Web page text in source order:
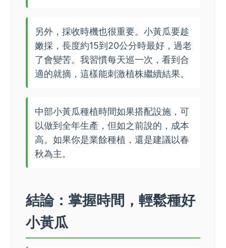
另外，採收時機也很重要。小黃瓜要趁
嫩採，長度約15到20公分時最好，過老
了會變苦。我習慣每天巡一次，看到合
適的就摘，這樣能刺激植株繼續結果。
中部小黃瓜種植時間如果搭配設施，可
以做到全年生產，但如之前說的，成本
高。如果你是業餘種植，還是建議以春
秋為主。
結論：掌握時間，輕鬆種好
小黃瓜